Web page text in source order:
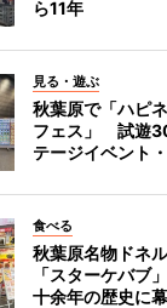
ら11年
見る・遊ぶ
秋葉原で「ハピ
フェス」 試遊
テージイベント
食べる
秋葉原名物ドネ
「スターケバ
十余年の歴史に幕